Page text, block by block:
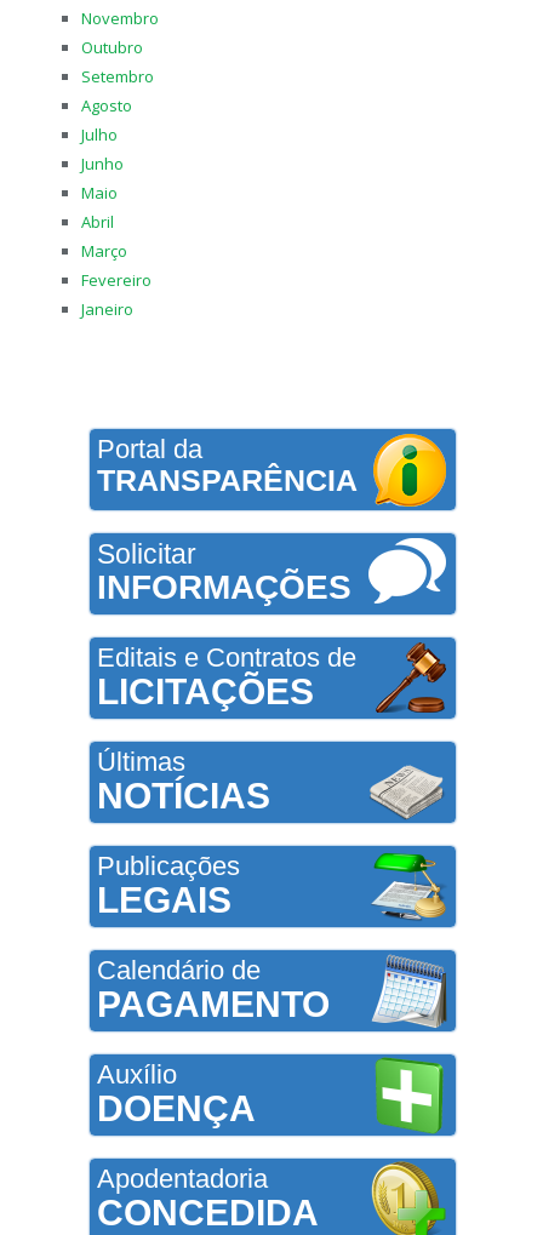
Novembro
Outubro
Setembro
Agosto
Julho
Junho
Maio
Abril
Março
Fevereiro
Janeiro
Portal da
TRANSPARÊNCIA
Solicitar
INFORMAÇÕES
Editais e Contratos de
LICITAÇÕES
Últimas
NOTÍCIAS
Publicações
LEGAIS
Calendário de
PAGAMENTO
Auxílio
DOENÇA
Apodentadoria
CONCEDIDA